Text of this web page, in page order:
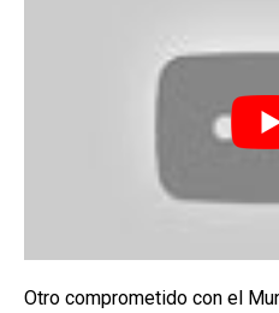
Otro comprometido con el